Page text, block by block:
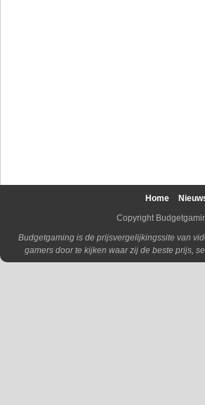
Home
Copyright
Budgetgaming is de prijsvergelijkingssite van
gamers door te kijken waar zij de beste prijs,